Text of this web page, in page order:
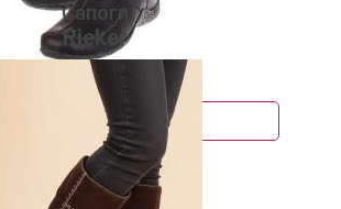
Сапоги
Rieker
8 950 руб.
Подробнее